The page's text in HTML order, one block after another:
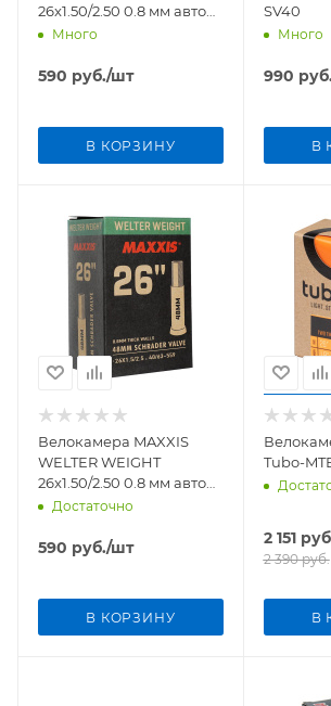
26x1.50/2.50 0.8 мм авто
нип. 48 мм., без упак.
Много
590 руб./шт
В КОРЗИНУ
SV40
Много
990
В
Велокамера MAXXIS
WELTER WEIGHT
26x1.50/2.50 0.8 мм авто
нип. 48 мм.
Достаточно
590 руб./шт
В КОРЗИНУ
Tubo-
2 151
2 390руб.
В